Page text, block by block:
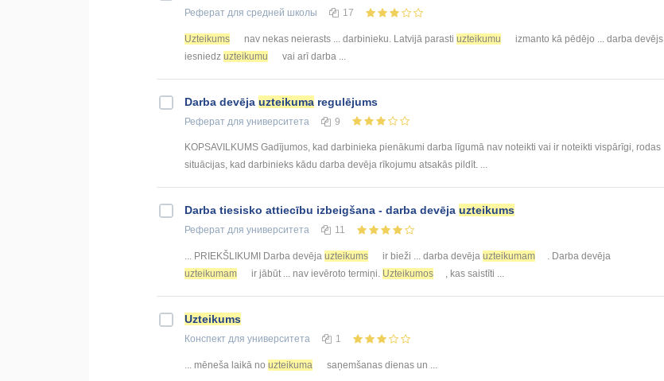
Реферат для средней школы 17
Uzteikums nav nekas neierasts ... darbinieku. Latvijā parasti uzteikumu
izmanto kā pēdējo ... darba devējs
iesniedz uzteikumu vai arī darba ...
Darba devēja uzteikuma regulējums
Реферат для университета 9
KOPSAVILKUMS Gadījumos, kad darbinieka pienākumi darba līgumā nav noteikti vai ir noteikti vispārīgi, rodas
situācijas, kad darbinieks kādu darba devēja rīkojumu atsakās pildīt. ...
Darba tiesisko attiecību izbeigšana - darba devēja uzteikums
Реферат для университета 11
... PRIEKŠLIKUMI Darba devēja uzteikums ir bieži ... darba devēja uzteikumam
. Darba devēja
uzteikumam
ir jābūt ... nav ievēroto termiņi. Uzteikumos , kas saistīti ...
Uzteikums
Конспект для университета 1
... mēneša laikā no uzteikuma saņemšanas dienas un ...